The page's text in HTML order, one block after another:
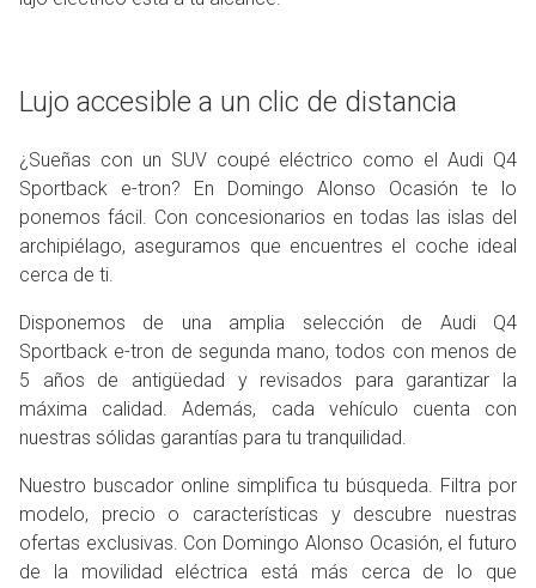
Lujo accesible a un clic de distancia
¿Sueñas con un SUV coupé eléctrico como el Audi Q4
Sportback e-tron? En Domingo Alonso Ocasión te lo
ponemos fácil. Con concesionarios en todas las islas del
archipiélago, aseguramos que encuentres el coche ideal
cerca de ti.
Disponemos de una amplia selección de Audi Q4
Sportback e-tron de segunda mano, todos con menos de
5 años de antigüedad y revisados para garantizar la
máxima calidad. Además, cada vehículo cuenta con
nuestras sólidas garantías para tu tranquilidad.
Nuestro buscador online simplifica tu búsqueda. Filtra por
modelo, precio o características y descubre nuestras
ofertas exclusivas. Con Domingo Alonso Ocasión, el futuro
de la movilidad eléctrica está más cerca de lo que